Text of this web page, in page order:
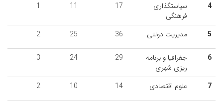
4
سیاستگذاری
فرهنگی
17
11
1
5 مدیریت دولتی 36
25
2
6
جغرافیا و برنامه
ریزی شهری
29
24
3
7 علوم اقتصادی 14
10
2